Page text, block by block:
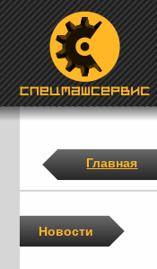
Главная
Новости